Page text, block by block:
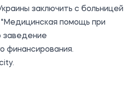
заключить с больницей
"Медицинская помощь при
заведение
финансирования.
.